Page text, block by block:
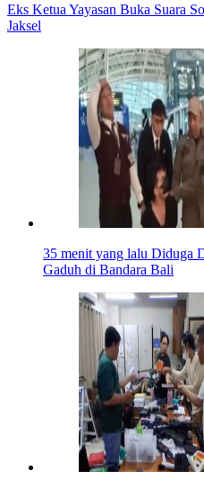
Eks Ketua Yayasan Buka Suara
Jaksel
35 menit yang lalu Diduga
Gaduh di Bandara Bali